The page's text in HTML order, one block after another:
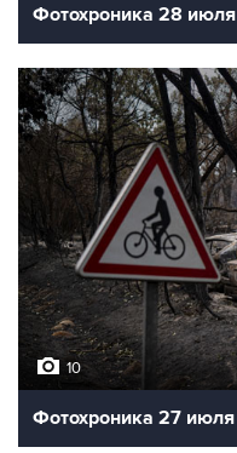
Фотохроника 28 июля
10
Фотохроника 27 июля